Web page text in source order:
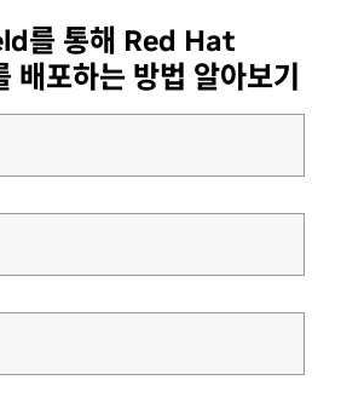
를 통해 Red Hat
포하는 방법 알아보기